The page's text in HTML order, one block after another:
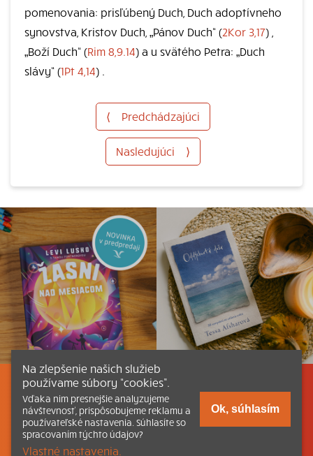
pomenovania: prisľúbený Duch, Duch adoptívneho
synovstva, Kristov Duch, „Pánov Duch“ (2Kor 3,17) ,
„Boží Duch“ (Rim 8,9.14) a u svätého Petra: „Duch
slávy“ (1Pt 4,14) .
⟨ Predchádzajúci
Nasledujúci ⟩
Listovať Obsah Dokumenty a články
Kontakt Tlačená verzia Katechizmu
© 2026 katechizmus.sk |
Na zlepšenie našich služieb
používame súbory “cookies”.
Vďaka nim presnejšie analyzujeme
návštevnosť, prispôsobujeme reklamu a
používateľské nastavenia. Súhlasíte so
spracovaním týchto údajov?
Vlastné nastavenia.
Ok, súhlasím